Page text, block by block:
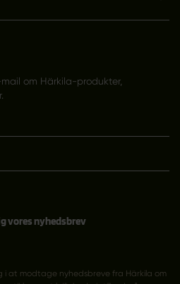
om Härkila-produkter,
vores nyhedsbrev
i at modtage nyhedsbreve fra Härkila om